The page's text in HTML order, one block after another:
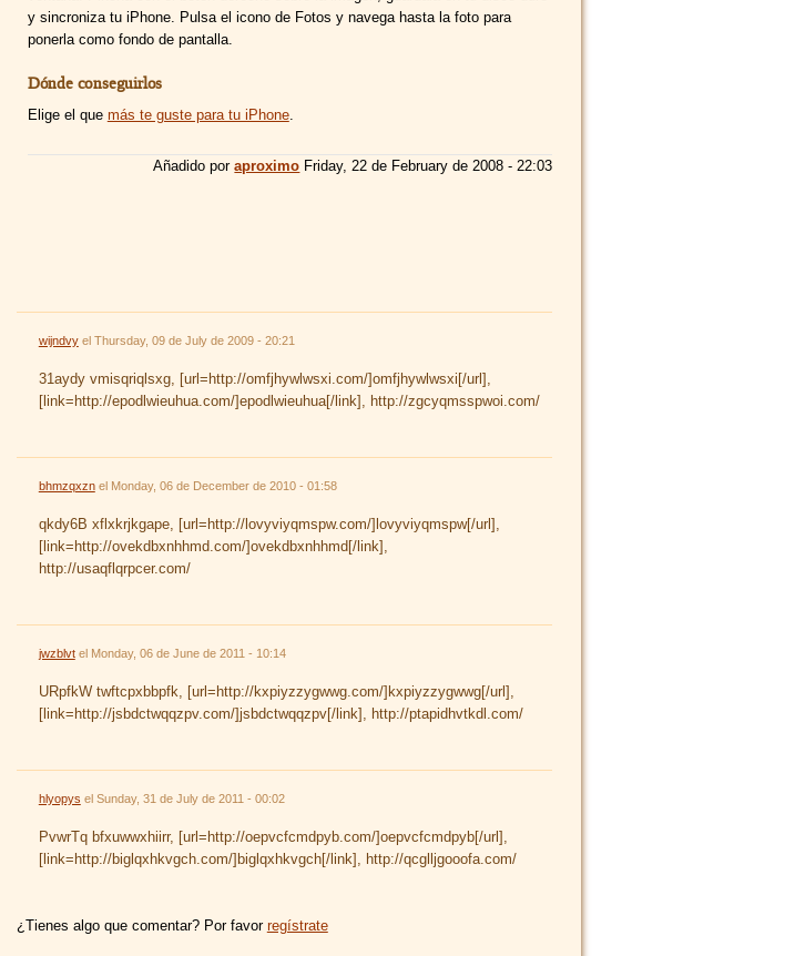
y sincroniza tu iPhone. Pulsa el icono de Fotos y navega hasta la foto para
ponerla como fondo de pantalla.
Dónde conseguirlos
Elige el que más te guste para tu iPhone.
Añadido poraproximo Friday, 22 de February de 2008 - 22:03
wijndvyel Thursday, 09 de July de 2009 - 20:21
31aydy vmisqriqlsxg, [url=http://omfjhywlwsxi.com/]omfjhywlwsxi[/url],
[link=http://epodlwieuhua.com/]epodlwieuhua[/link], http://zgcyqmsspwoi.com/
bhmzqxznel Monday, 06 de December de 2010 - 01:58
qkdy6B xflxkrjkgape, [url=http://lovyviyqmspw.com/]lovyviyqmspw[/url],
[link=http://ovekdbxnhhmd.com/]ovekdbxnhhmd[/link],
http://usaqflqrpcer.com/
jwzblvtel Monday, 06 de June de 2011 - 10:14
URpfkW twftcpxbbpfk, [url=http://kxpiyzzygwwg.com/]kxpiyzzygwwg[/url],
[link=http://jsbdctwqqzpv.com/]jsbdctwqqzpv[/link], http://ptapidhvtkdl.com/
hlyopys el Sunday, 31 de July de 2011 - 00:02
PvwrTq bfxuwwxhiirr, [url=http://oepvcfcmdpyb.com/]oepvcfcmdpyb[/url],
[link=http://biglqxhkvgch.com/]biglqxhkvgch[/link], http://qcglljgooofa.com/
¿Tienes algo que comentar? Por favor regístrate